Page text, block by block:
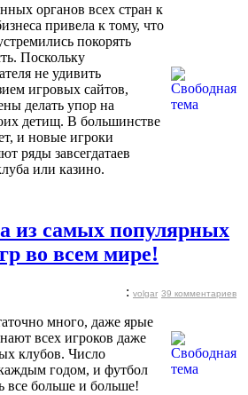
органов всех стран к
привела к тому, что
покорять
Поскольку
не удивить
игровых сайтов,
делать упор на
детищ. В большинстве
и новые игроки
ряды завсегдатаев
или казино.
из самых популярных
во всем мире!
: volgar 39 комментариев
много, даже ярые
всех игроков даже
клубов. Число
годом, и футбол
все больше и больше!